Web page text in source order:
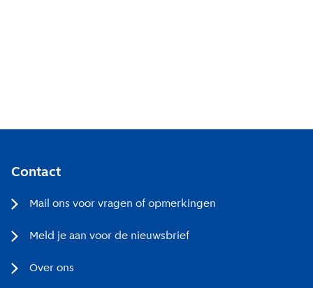
Contact
Mail ons voor vragen of opmerkingen
Meld je aan voor de nieuwsbrief
Over ons